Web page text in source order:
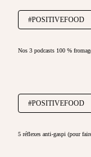
#POSITIVEFOOD
Nos 3 podcasts 100 %
#POSITIVEFOOD
5 réflexes anti-gaspi (pour